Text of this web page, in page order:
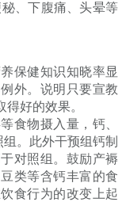
秘、下腹痛、头晕等
保健知识知晓率显
外。说明只要宣教
好的效果。
食物摄入量，钙、
。此外干预组钙制
对照组。鼓励产褥
类等含钙丰富的食
食行为的改变上起